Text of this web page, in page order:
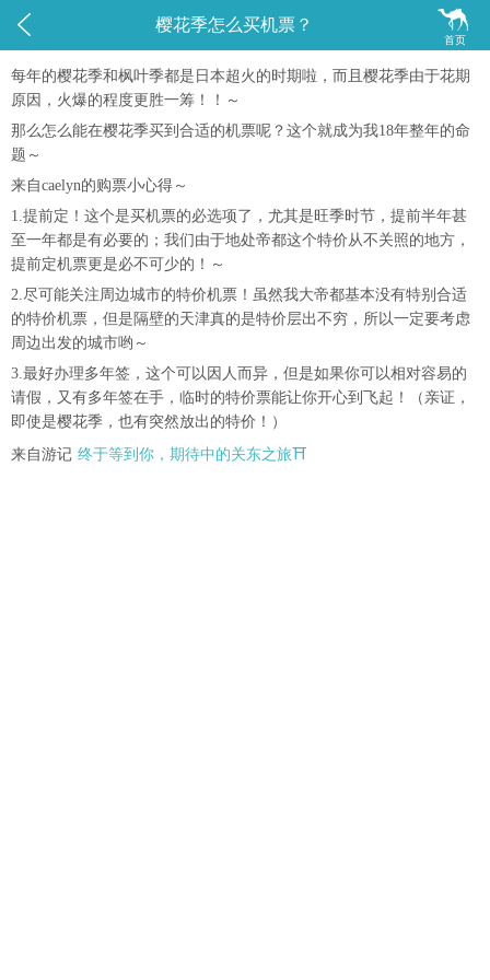
 
首页
樱花季怎么买机票？
每年的樱花季和枫叶季都是日本超火的时期啦，而且樱花季由于花期
原因，火爆的程度更胜一筹！！～
那么怎么能在樱花季买到合适的机票呢？这个就成为我18年整年的命
题～
来自caelyn的购票小心得～
1.提前定！这个是买机票的必选项了，尤其是旺季时节，提前半年甚
至一年都是有必要的；我们由于地处帝都这个特价从不关照的地方，
提前定机票更是必不可少的！～
2.尽可能关注周边城市的特价机票！虽然我大帝都基本没有特别合适
的特价机票，但是隔壁的天津真的是特价层出不穷，所以一定要考虑
周边出发的城市哟～
3.最好办理多年签，这个可以因人而异，但是如果你可以相对容易的
请假，又有多年签在手，临时的特价票能让你开心到飞起！（亲证，
即使是樱花季，也有突然放出的特价！）
来自游记 终于等到你，期待中的关东之旅⛩️